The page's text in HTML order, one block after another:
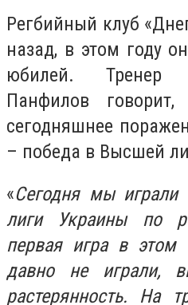
Регбийный клуб
назад, в этом году
юбилей. Тренер
Панфилов
сегодняшнее
– победа в Высшей
«Сегодня мы
лиги Украины по
первая игра в этом
давно не играли,
растерянность. На